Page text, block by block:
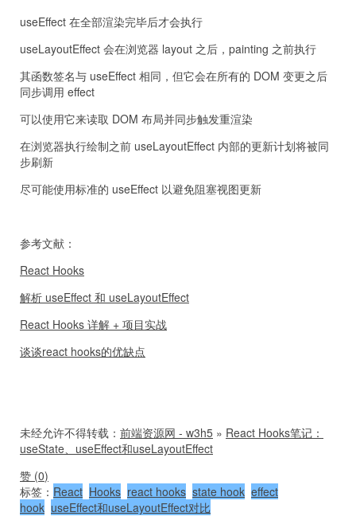
useEffect 在全部渲染完毕后才会执行
useLayoutEffect 会在浏览器 layout 之后，painting 之前执行
其函数签名与 useEffect 相同，但它会在所有的 DOM 变更之后
同步调用 effect
可以使用它来读取 DOM 布局并同步触发重渲染
在浏览器执行绘制之前 useLayoutEffect 内部的更新计划将被同
步刷新
尽可能使用标准的 useEffect 以避免阻塞视图更新
参考文献：
React Hooks
解析 useEffect 和 useLayoutEffect
React Hooks 详解 + 项目实战
谈谈react hooks的优缺点
未经允许不得转载： 前端资源网 - w3h5 » React Hooks笔记：
useState、useEffect和useLayoutEffect
赞 (0)
标签： React Hooks react hooks state hook effect
hook useEffect和useLayoutEffect对比